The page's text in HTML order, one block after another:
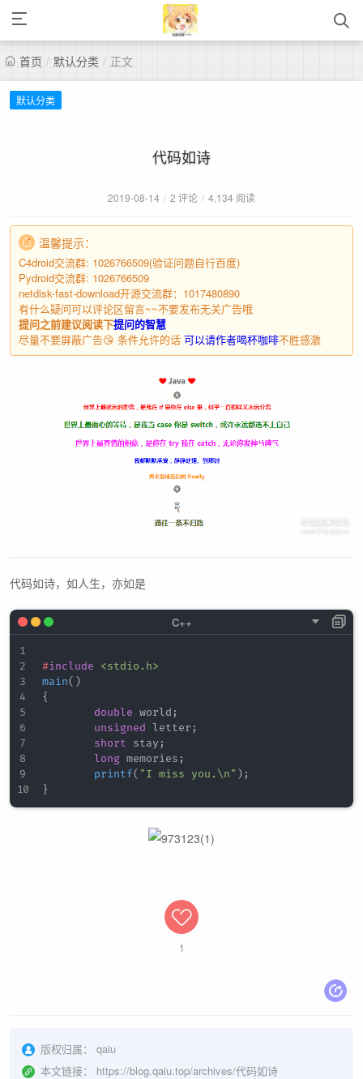
首页 / 默认分类 / 正文
默认分类
代码如诗
2019-08-14 / 2 评论 / 4,134 阅读
温馨提示：
C4droid交流群: 1026766509(验证问题自行百度)
Pydroid交流群: 1026766509
netdisk-fast-download开源交流群：1017480890
有什么疑问可以评论区留言~~不要发布无关广告哦
提问之前建议阅读下提问的智慧
尽量不要屏蔽广告😘 条件允许的话 可以请作者喝杯咖啡不胜感激
代码如诗，如人生，亦如是
#include
<stdio.h>
main( )
{
double world ;
unsigned letter ;
short stay ;
long memories ;
printf( "I miss you.\n" ) ;
}
1
版权归属：
qaiu
本文链接：
https://blog.qaiu.top/archives/代码如诗